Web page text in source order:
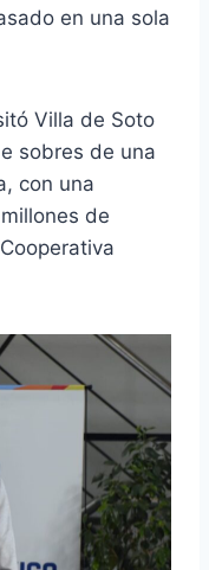
en una sola
Villa de Soto
sobres de una
con una
de